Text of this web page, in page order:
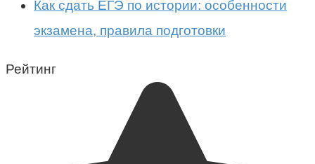
Как сдать ЕГЭ по истории: особенности
экзамена, правила подготовки
Рейтинг